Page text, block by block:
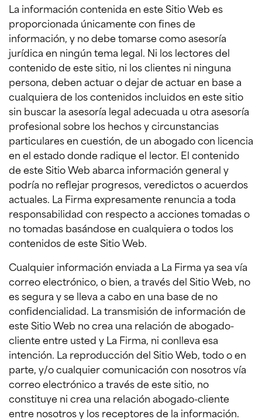
La información contenida en este Sitio Web es
proporcionada únicamente con fines de
información, y no debe tomarse como asesoría
jurídica en ningún tema legal. Ni los lectores del
contenido de este sitio, ni los clientes ni ninguna
persona, deben actuar o dejar de actuar en base a
cualquiera de los contenidos incluidos en este sitio
sin buscar la asesoría legal adecuada u otra asesoría
profesional sobre los hechos y circunstancias
particulares en cuestión, de un abogado con licencia
en el estado donde radique el lector. El contenido
de este Sitio Web abarca información general y
podría no reflejar progresos, veredictos o acuerdos
actuales. La Firma expresamente renuncia a toda
responsabilidad con respecto a acciones tomadas o
no tomadas basándose en cualquiera o todos los
contenidos de este Sitio Web.
Cualquier información enviada a La Firma ya sea vía
correo electrónico, o bien, a través del Sitio Web, no
es segura y se lleva a cabo en una base de no
confidencialidad. La transmisión de información de
este Sitio Web no crea una relación de abogado-
cliente entre usted y La Firma, ni conlleva esa
intención. La reproducción del Sitio Web, todo o en
parte, y/o cualquier comunicación con nosotros vía
correo electrónico a través de este sitio, no
constituye ni crea una relación abogado-cliente
entre nosotros y los receptores de la información.